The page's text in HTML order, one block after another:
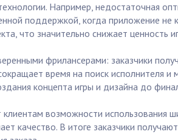
Например, недостаточная
поддержкой, когда приложение не
что значительно снижает ценность
фрилансерами: заказчики
время на поиск исполнителя и
концепта игры и дизайна до
возможности использования
качество. В итоге заказчики